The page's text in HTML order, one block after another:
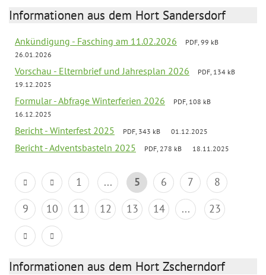
Informationen aus dem Hort Sandersdorf
Ankündigung - Fasching am 11.02.2026
PDF, 99 kB
26.01.2026
Vorschau - Elternbrief und Jahresplan 2026
PDF, 134 kB
19.12.2025
Formular - Abfrage Winterferien 2026
PDF, 108 kB
16.12.2025
Bericht - Winterfest 2025 PDF, 343 kB 01.12.2025
Bericht - Adventsbasteln 2025 PDF, 278 kB 18.11.2025
1 ... 5 6 7
8
9
10 11 12 13 14 ... 23
Informationen aus dem Hort Zscherndorf